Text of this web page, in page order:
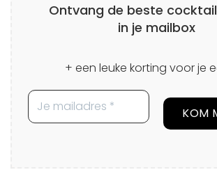
Ontvang de beste
in je mailbox
+ een leuke korting voor je